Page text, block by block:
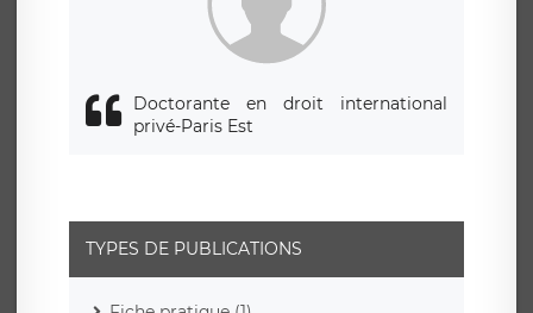
Doctorante en droit international
privé-Paris Est
TYPES DE PUBLICATIONS